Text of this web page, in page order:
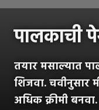
पालकाची
तयार मसाल्यात
शिजवा. चवीनुसार
अधिक क्रीमी बनवा.